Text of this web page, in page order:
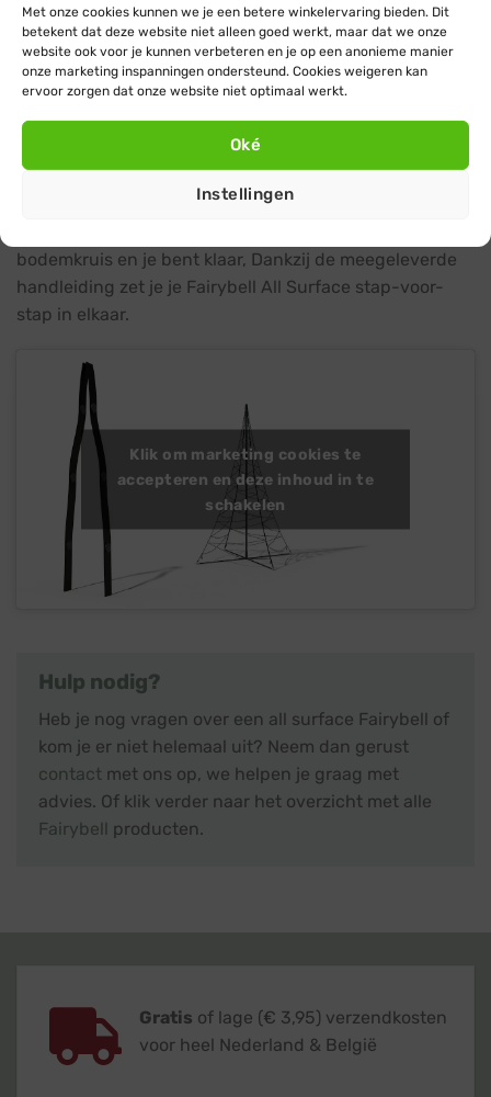
Met onze cookies kunnen we je een betere winkelervaring bieden. Dit
betekent dat deze website niet alleen goed werkt, maar dat we onze
website ook voor je kunnen verbeteren en je op een anonieme manier
onze marketing inspanningen ondersteund. Cookies weigeren kan
ervoor zorgen dat onze website niet optimaal werkt.
Oké
Instellingen
Is een Fairybell All Surface moeilijker te installeren
dan een gewone Fairybell?
Nee, een Fairybell All Surface kerstboom is zelfs nog
iets makkelijker te installeren dankzij het handige
bodemkruis. Plaats het bodemkruis op de gewenste
locatie, klik de mastdelen in elkaar en plaats deze in de
voet van het bodemkruis. Bevestig vervolgens het
bodemkruis en je bent klaar, Dankzij de meegeleverde
handleiding zet je je Fairybell All Surface stap-voor-
stap in elkaar.
Klik om marketing cookies te
accepteren en deze inhoud in te
schakelen
Hulp nodig?
Heb je nog vragen over een all surface Fairybell of
kom je er niet helemaal uit? Neem dan gerust
contact met ons op, we helpen je graag met
advies. Of klik verder naar het overzicht met alle
Fairybell
producten.
Gratis of lage (€ 3,95) verzendkosten
voor heel Nederland & België